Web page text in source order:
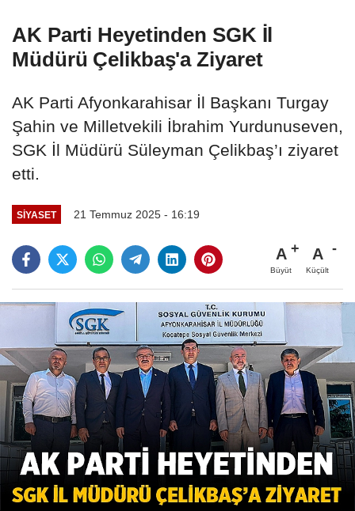
AK Parti Heyetinden SGK İl
Müdürü Çelikbaş'a Ziyaret
AK Parti Afyonkarahisar İl Başkanı Turgay
Şahin ve Milletvekili İbrahim Yurdunuseven,
SGK İl Müdürü Süleyman Çelikbaş’ı ziyaret
etti.
SIYASET 21 Temmuz 2025 - 16:19
A
Büyüt
A
Küçült